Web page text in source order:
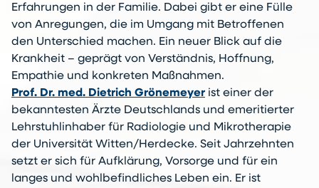
Erfahrungen in der Familie. Dabei gibt er eine Fülle
von Anregungen, die im Umgang mit Betroffenen
den Unterschied machen. Ein neuer Blick auf die
Krankheit – geprägt von Verständnis, Hoffnung,
Empathie und konkreten Maßnahmen.
Prof. Dr. med. Dietrich Grönemeyer ist einer der
bekanntesten Ärzte Deutschlands und emeritierter
Lehrstuhlinhaber für Radiologie und Mikrotherapie
der Universität Witten/Herdecke. Seit Jahrzehnten
setzt er sich für Aufklärung, Vorsorge und für ein
langes und wohlbefindliches Leben ein. Er ist